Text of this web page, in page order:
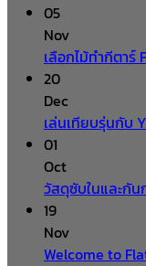
05
Nov
เลือกไม้ทำกีตาร์
20
Dec
เล่นเทียบรุ่นกับ
01
Oct
วัสดุซับในและกัน
19
Nov
Welcome to